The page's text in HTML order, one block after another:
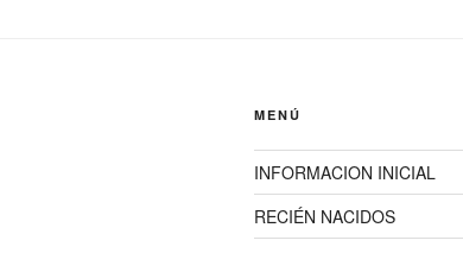
MENÚ
INFORMACION INICIAL
RECIÉN NACIDOS